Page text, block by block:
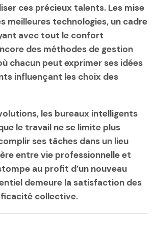
ces précieux talents. Les mise
meilleures technologies, un cadre
avec tout le confort
des méthodes de gestion
chacun peut exprimer ses idées
influençant les choix des
les bureaux intelligents
le travail ne se limite plus
ses tâches dans un lieu
entre vie professionnelle et
au profit d’un nouveau
demeure la satisfaction des
collective.